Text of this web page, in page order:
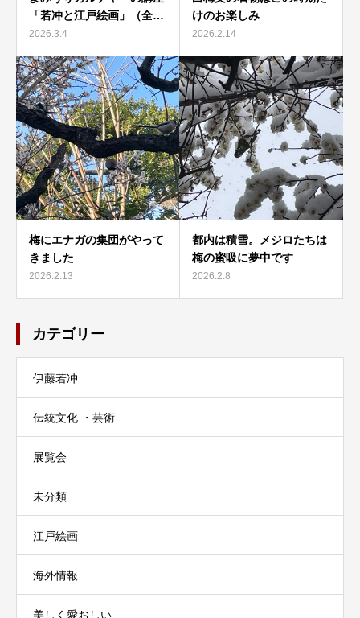
「若冲と江戸絵画」（全…
2026.3.4
けのお楽しみ
2026.2.14
梅にエナガの集団がやって
きました
2026.2.13
都内は積雪。メジロたちは
梅の蜜吸に夢中です
2026.2.8
カテゴリー
伊藤若冲
伝統文化 ・芸術
展覧会
未分類
江戸絵画
海外情報
美しく愛おしい